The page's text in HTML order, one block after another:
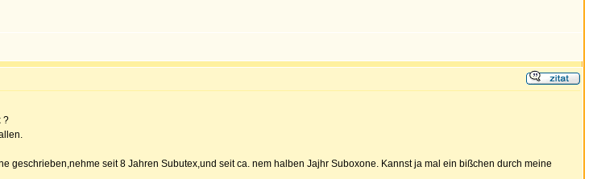
?
geschrieben,nehme seit 8 Jahren Subutex,und seit ca. nem halben Jajhr Suboxone. Kannst ja mal ein bißchen durch meine